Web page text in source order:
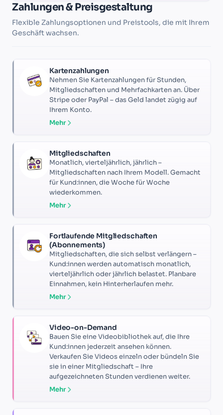
Zahlungen & Preisgestaltung
Flexible Zahlungsoptionen und Preistools, die mit Ihrem
Geschäft wachsen.
Kartenzahlungen
Nehmen Sie Kartenzahlungen für Stunden,
Mitgliedschaften und Mehrfachkarten an. Über
Stripe oder PayPal – das Geld landet zügig auf
Ihrem Konto.
Mehr
Mitgliedschaften
Monatlich, vierteljährlich, jährlich –
Mitgliedschaften nach Ihrem Modell. Gemacht
für Kund:innen, die Woche für Woche
wiederkommen.
Mehr
Fortlaufende Mitgliedschaften
(Abonnements)
Mitgliedschaften, die sich selbst verlängern –
Kund:innen werden automatisch monatlich,
vierteljährlich oder jährlich belastet. Planbare
Einnahmen, kein Hinterherlaufen mehr.
Mehr
Video-on-Demand
Bauen Sie eine Videobibliothek auf, die Ihre
Kund:innen jederzeit ansehen können.
Verkaufen Sie Videos einzeln oder bündeln Sie
sie in einer Mitgliedschaft – Ihre
aufgezeichneten Stunden verdienen weiter.
Mehr